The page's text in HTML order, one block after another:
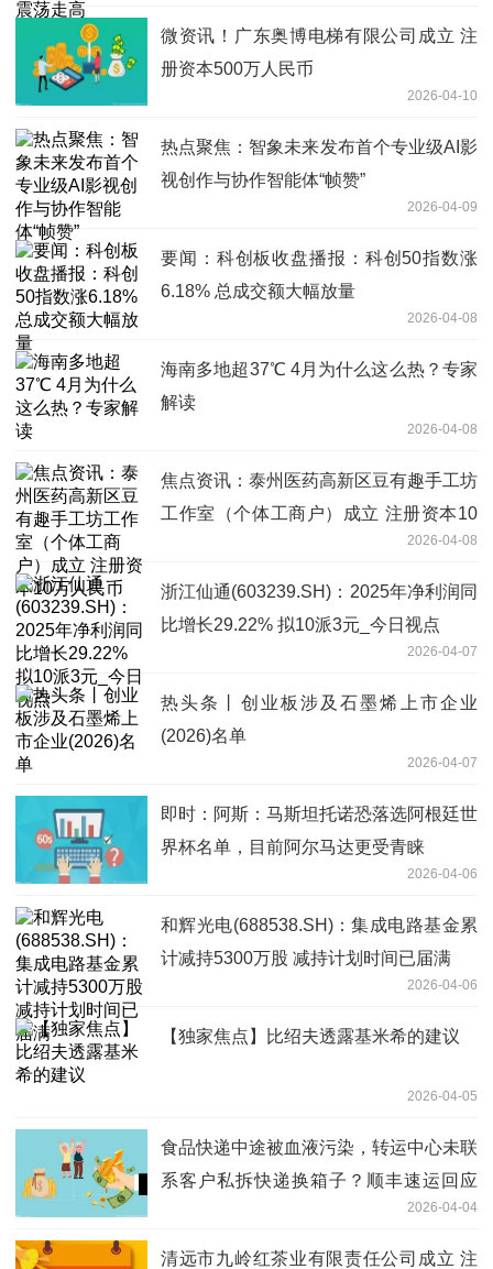
微资讯！广东奥博电梯有限公司成立 注
册资本500万人民币
2026-04-10
热点聚焦：智象未来发布首个专业级AI影
视创作与协作智能体“帧赞”
2026-04-09
要闻：科创板收盘播报：科创50指数涨
6.18% 总成交额大幅放量
2026-04-08
海南多地超37℃ 4月为什么这么热？专家
解读
2026-04-08
焦点资讯：泰州医药高新区豆有趣手工坊
工作室（个体工商户）成立 注册资本10
2026-04-08
浙江仙通(603239.SH)：2025年净利润同
比增长29.22% 拟10派3元_今日视点
2026-04-07
热头条丨创业板涉及石墨烯上市企业
(2026)名单
2026-04-07
即时：阿斯：马斯坦托诺恐落选阿根廷世
界杯名单，目前阿尔马达更受青睐
2026-04-06
和辉光电(688538.SH)：集成电路基金累
计减持5300万股 减持计划时间已届满
2026-04-06
【独家焦点】比绍夫透露基米希的建议
2026-04-05
食品快递中途被血液污染，转运中心未联
系客户私拆快递换箱子？顺丰速运回应
2026-04-04
清远市九岭红茶业有限责任公司成立 注